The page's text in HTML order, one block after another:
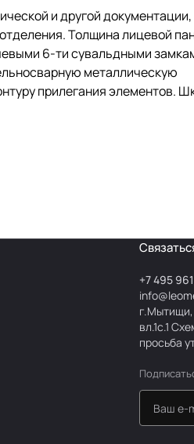
по
«О
и другой документации,
Толщина лицевой
6-ти сувальдными
металлическую
прилегания элементов.
+7 495
вл.1с.1
просьба